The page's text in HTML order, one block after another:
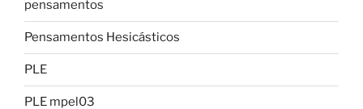
pensamentos
Pensamentos Hesicásticos
PLE
PLE mpel03